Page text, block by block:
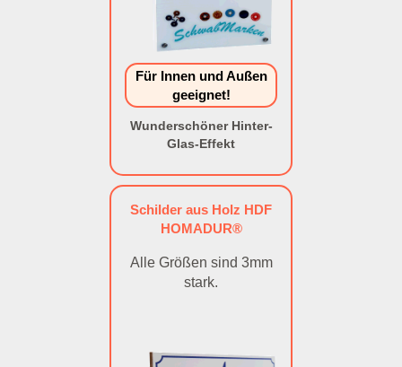
Für Innen und Außen
geeignet!
Wunderschöner Hinter-
Glas-Effekt
Schilder aus Holz HDF
HOMADUR®
Alle Größen sind 3mm
stark.